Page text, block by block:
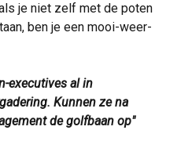
je niet zelf met de poten
ben je een mooi-weer-
executives al in
Kunnen ze na
de golfbaan op"